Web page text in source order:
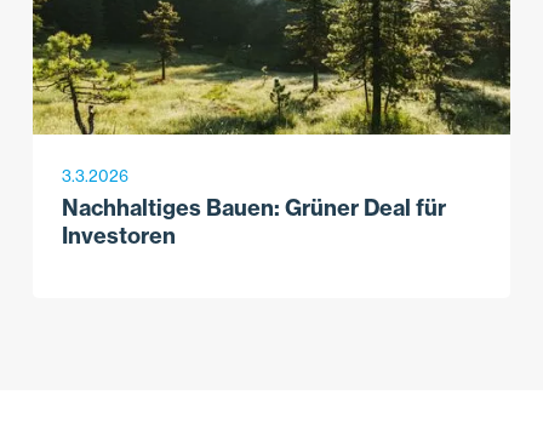
3.3.2026
Nachhaltiges Bauen: Grüner Deal für
Investoren